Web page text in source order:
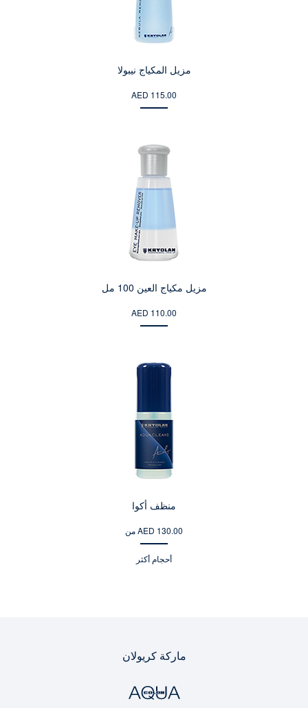
مزيل المكياج نيبولا
AED 115.00
مزيل مكياج العين 100 مل
AED 110.00
منظف أكوا
من AED 130.00
أحجام أكثر
ماركة كريولان